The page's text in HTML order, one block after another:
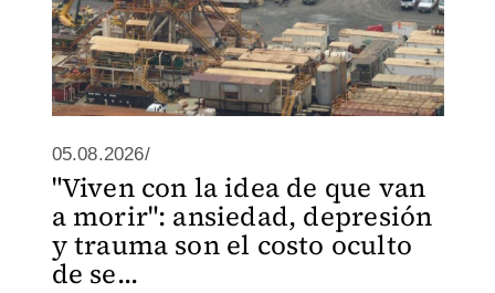
05.08.2026/
"Viven con la idea de que van
a morir": ansiedad, depresión
y trauma son el costo oculto
de se...